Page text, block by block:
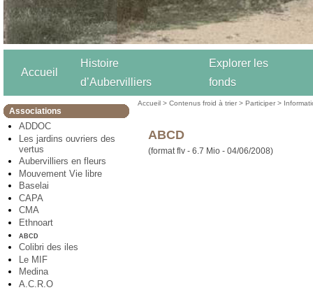
Accueil
Histoire
d’Aubervilliers
Explorer les
fonds
Associations
ADDOC
Les jardins ouvriers des
vertus
Aubervilliers en fleurs
Mouvement Vie libre
Baselai
CAPA
CMA
Ethnoart
ABCD
Colibri des iles
Le MIF
Medina
A.C.R.O
Accueil >Contenus froid à trier >Participer >
ABCD
(format flv - 6.7 Mio - 04/06/2008)